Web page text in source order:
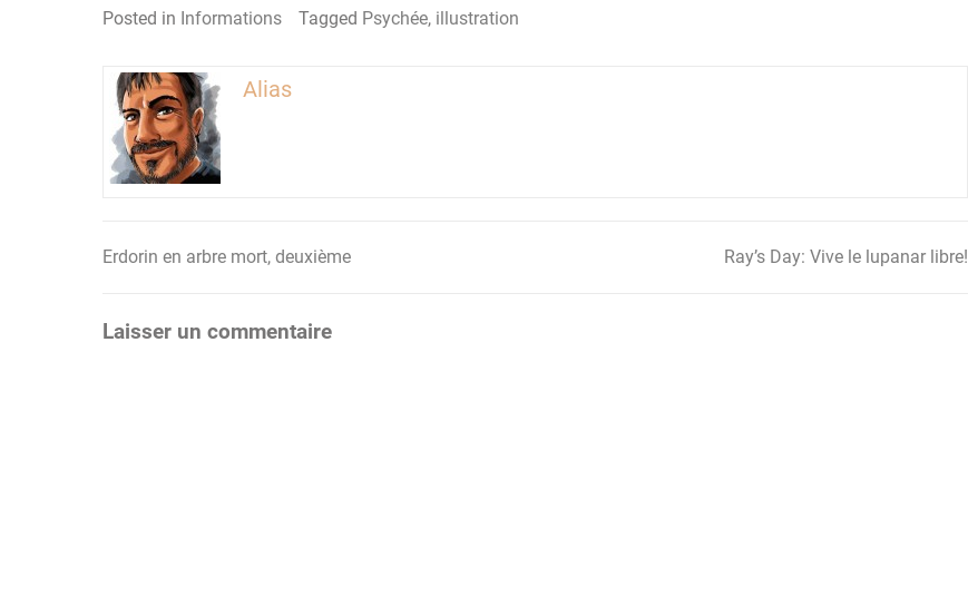
Posted in Informations Tagged Psychée, illustration
Alias
Navigation
l’article
Erdorin en arbre mort, deuxième Ray’s Day: Vive le lupanar libre!
Laisser un commentaire